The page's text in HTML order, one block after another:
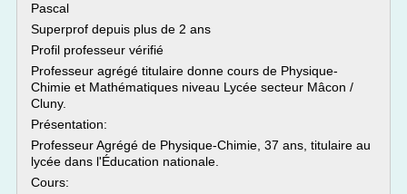
Pascal
Superprof depuis plus de 2 ans
Profil professeur vérifié
Professeur agrégé titulaire donne cours de Physique-
Chimie et Mathématiques niveau Lycée secteur Mâcon /
Cluny.
Présentation:
Professeur Agrégé de Physique-Chimie, 37 ans, titulaire au
lycée dans l'Éducation nationale.
Cours: